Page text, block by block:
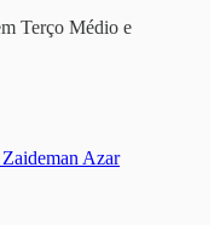
Terço Médio e
Azar